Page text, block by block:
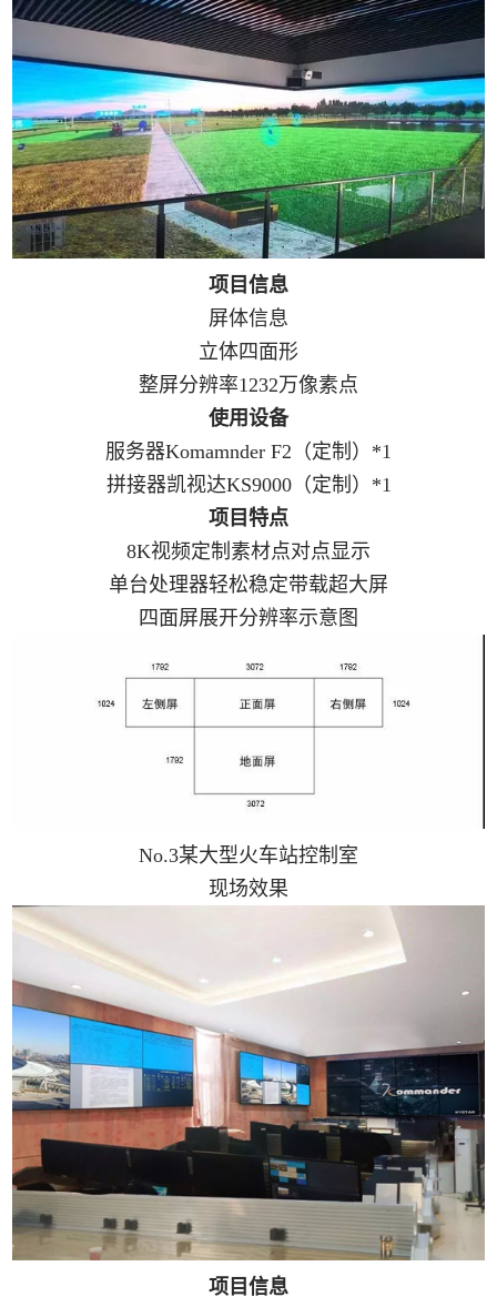
项目信息
屏体信息
立体四面形
整屏分辨率1232万像素点
使用设备
服务器Komamnder F2 （定制） *1
拼接器凯视达KS9000（定制） *1
项目特点
8K视频定制素材点对点显示
单台处理器轻松稳定带载超大屏
四面屏展开分辨率示意图
No.3某大型火车站控制室
现场效果
项目信息